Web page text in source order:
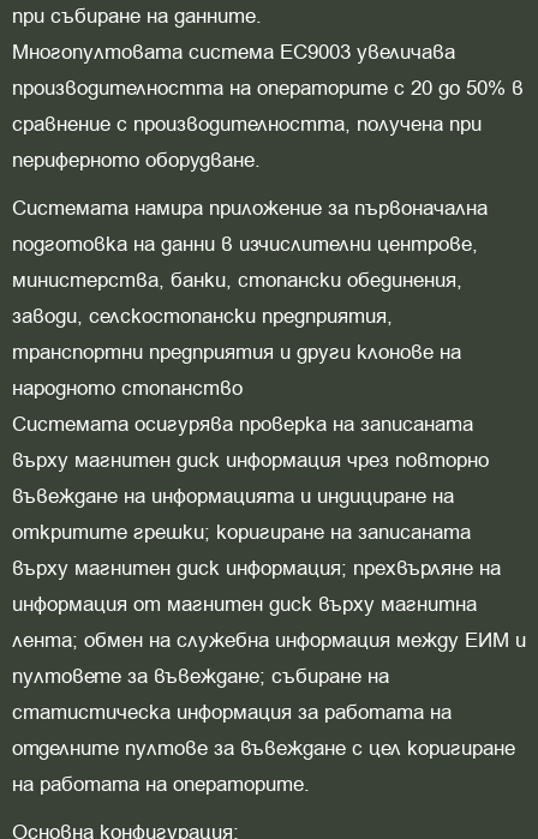
при събиране на данните.
Многопултовата система ЕС9003 увеличава
производителността на операторите с 20 до 50% в
сравнение с производителността, получена при
периферното оборудване.
Системата намира приложение за първоначална
подготовка на данни в изчислителни центрове,
министерства, банки, стопански обединения,
заводи, селскостопански предприятия,
транспортни предприятия и други клонове на
народното стопанство
Системата осигурява проверка на записаната
върху магнитен диск информация чрез повторно
въвеждане на информацията и индициране на
откритите грешки; коригиране на записаната
върху магнитен диск информация; прехвърляне на
информация от магнитен диск върху магнитна
лента; обмен на служебна информация между ЕИМ и
пултовете за въвеждане; събиране на
статистическа информация за работата на
отделните пултове за въвеждане с цел коригиране
на работата на операторите.
Основна конфигурация: